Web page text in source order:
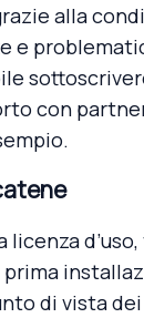
alla
e
con
licenza
di vista